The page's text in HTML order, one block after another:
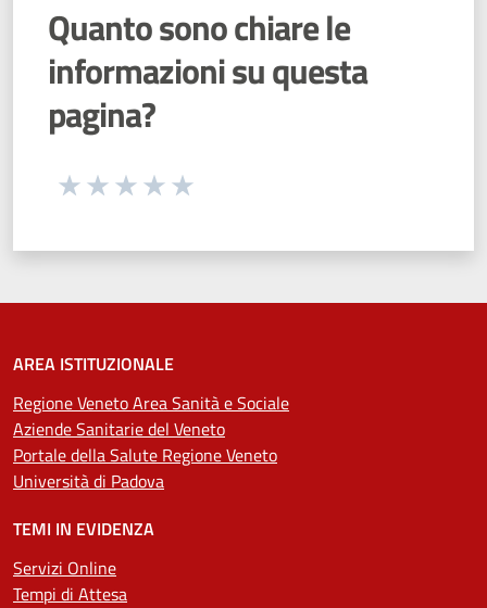
Quanto sono chiare le
informazioni su questa
pagina?
Seleziona una valutazione da 1 a 5 stelle
AREA ISTITUZIONALE
Regione Veneto Area Sanità e Sociale
Aziende Sanitarie del Veneto
Portale della Salute Regione Veneto
Università di Padova
TEMI IN EVIDENZA
Servizi Online
Tempi di Attesa